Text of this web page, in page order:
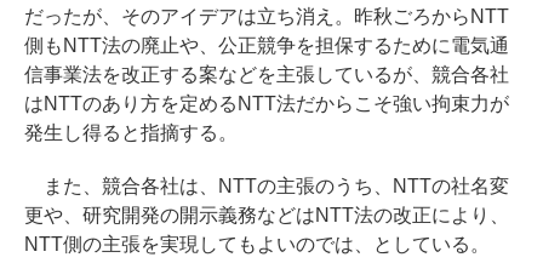
だったが、そのアイデアは立ち消え。昨秋ごろからNTT
側もNTT法の廃止や、公正競争を担保するために電気通
信事業法を改正する案などを主張しているが、競合各社
はNTTのあり方を定めるNTT法だからこそ強い拘束力が
発生し得ると指摘する。
また、競合各社は、NTTの主張のうち、NTTの社名変
更や、研究開発の開示義務などはNTT法の改正により、
NTT側の主張を実現してもよいのでは、としている。